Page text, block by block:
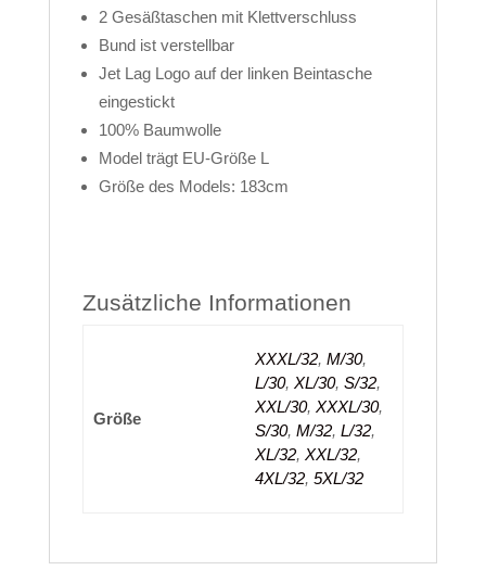
2 Gesäßtaschen mit Klettverschluss
Bund ist verstellbar
Jet Lag Logo auf der linken Beintasche
eingestickt
100% Baumwolle
Model trägt EU-Größe L
Größe des Models: 183cm
Zusätzliche Informationen
Größe
XXXL/32, M/30,
L/30, XL/30, S/32,
XXL/30, XXXL/30,
S/30, M/32, L/32,
XL/32, XXL/32,
4XL/32, 5XL/32